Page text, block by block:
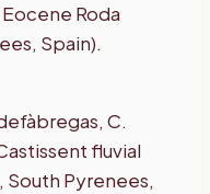
Roda
Spain).
C.
fluvial
Pyrenees,